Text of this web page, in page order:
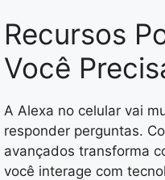
Recursos
Você
A Alexa no celular vai
responder perguntas.
avançados transforma
você interage com